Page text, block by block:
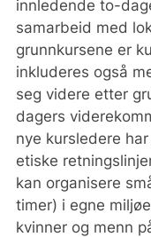
innledende to-
samarbeid med
grunnkursene er
inkluderes også
seg videre etter
dagers
nye kursledere
etiske
kan organisere
timer) i egne
kvinner og menn